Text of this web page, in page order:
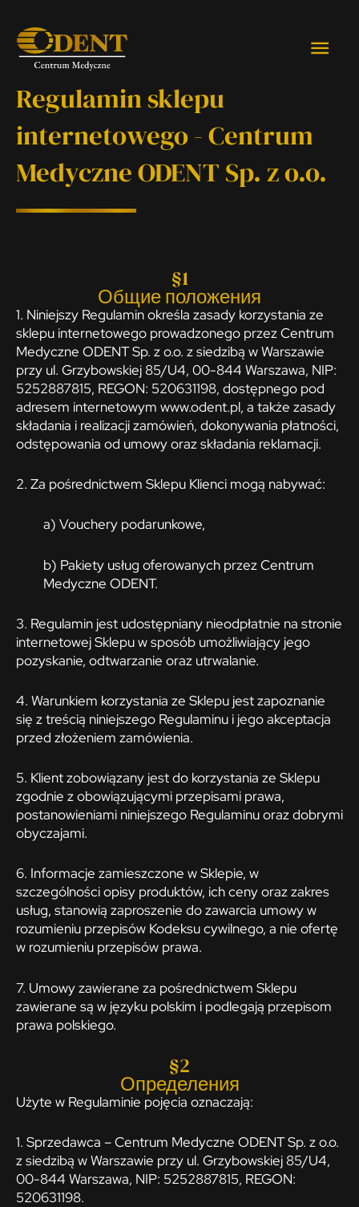
содержимому
Regulamin sklepu
internetowego - Centrum
Medyczne ODENT Sp. z o.o.
§1
Общие положения
1. Niniejszy Regulamin określa zasady korzystania ze
sklepu internetowego prowadzonego przez Centrum
Medyczne ODENT Sp. z o.o. z siedzibą w Warszawie
przy ul. Grzybowskiej 85/U4, 00-844 Warszawa, NIP:
5252887815, REGON: 520631198, dostępnego pod
adresem internetowym www.odent.pl, a także zasady
składania i realizacji zamówień, dokonywania płatności,
odstępowania od umowy oraz składania reklamacji.
2. Za pośrednictwem Sklepu Klienci mogą nabywać:
a) Vouchery podarunkowe,
b) Pakiety usług oferowanych przez Centrum
Medyczne ODENT.
3. Regulamin jest udostępniany nieodpłatnie na stronie
internetowej Sklepu w sposób umożliwiający jego
pozyskanie, odtwarzanie oraz utrwalanie.
4. Warunkiem korzystania ze Sklepu jest zapoznanie
się z treścią niniejszego Regulaminu i jego akceptacja
przed złożeniem zamówienia.
5. Klient zobowiązany jest do korzystania ze Sklepu
zgodnie z obowiązującymi przepisami prawa,
postanowieniami niniejszego Regulaminu oraz dobrymi
obyczajami.
6. Informacje zamieszczone w Sklepie, w
szczególności opisy produktów, ich ceny oraz zakres
usług, stanowią zaproszenie do zawarcia umowy w
rozumieniu przepisów Kodeksu cywilnego, a nie ofertę
w rozumieniu przepisów prawa.
7. Umowy zawierane za pośrednictwem Sklepu
zawierane są w języku polskim i podlegają przepisom
prawa polskiego.
§2
Определения
Użyte w Regulaminie pojęcia oznaczają:
1. Sprzedawca – Centrum Medyczne ODENT Sp. z o.o.
z siedzibą w Warszawie przy ul. Grzybowskiej 85/U4,
00-844 Warszawa, NIP: 5252887815, REGON:
520631198.